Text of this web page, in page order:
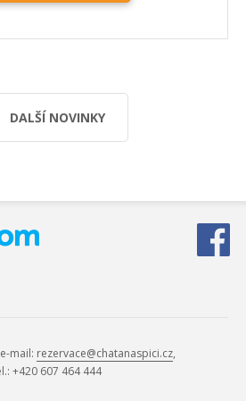
DALŠÍ NOVINKY
e-mail: rezervace@chatanaspici.cz,
+420 607 464 444